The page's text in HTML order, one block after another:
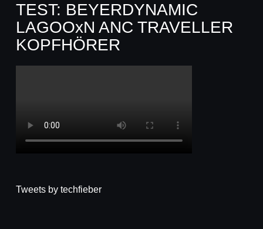
TEST: BEYERDYNAMIC
LAGOOxN ANC TRAVELLER
KOPFHÖRER
Tweets by techfieber